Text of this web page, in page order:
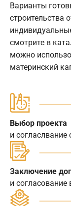
Варианты
строительства
смотрите в
можно
материнский
Выбор проекта
и согласлвание
Заключение
и